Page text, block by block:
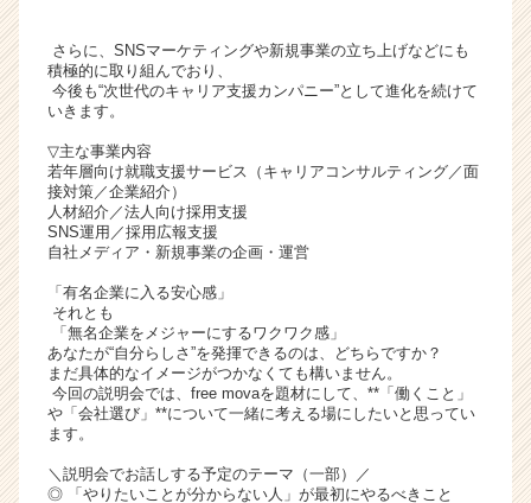
キ
ャ
（C
e
e
r
C
r
e
e
r）
さらに、SNSマーケティングや新規事業の立ち上げなどにも
積極的に取り組んでおり、
今後も“次世代のキャリア支援カンパニー”として進化を続けて
いきます。
▽主な事業内容
若年層向け就職支援サービス（キャリアコンサルティング／面
接対策／企業紹介）
人材紹介／法人向け採用支援
SNS運用／採用広報支援
自社メディア・新規事業の企画・運営
「有名企業に入る安心感」
それとも
「無名企業をメジャーにするワクワク感」
あなたが“自分らしさ”を発揮できるのは、どちらですか？
まだ具体的なイメージがつかなくても構いません。
今回の説明会では、free movaを題材にして、**「働くこと」
や「会社選び」**について一緒に考える場にしたいと思ってい
ます。
＼説明会でお話しする予定のテーマ（一部）／
◎ 「やりたいことが分からない人」が最初にやるべきこと